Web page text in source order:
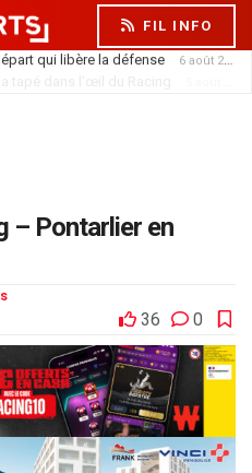
FIL INFO
qui libère la défense 6 août 2026
tapé dans l’œil du Racing 5 août 2026
– Pontarlier en
36 0